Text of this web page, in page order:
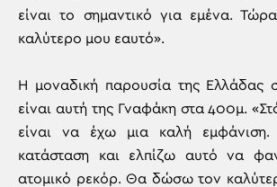
είναι το σημαντικό για εμένα.
καλύτερο μου εαυτό».
Η μοναδική παρουσία της Ελλάδας
είναι αυτή της Γναφάκη στα 400μ.
είναι να έχω μια καλή εμφάνιση.
κατάσταση και ελπίζω αυτό να
ατομικό ρεκόρ. Θα δώσω τον